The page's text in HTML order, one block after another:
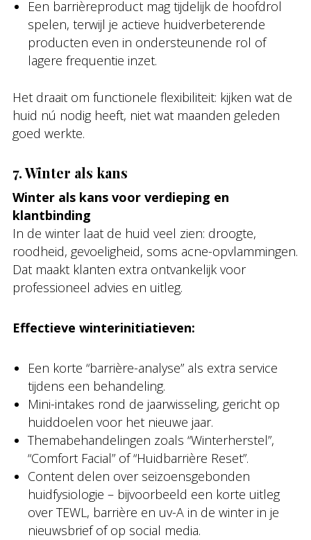
Een barrièreproduct mag tijdelijk de hoofdrol
spelen, terwijl je actieve huidverbeterende
producten even in ondersteunende rol of
lagere frequentie inzet.
Het draait om functionele flexibiliteit: kijken wat de
huid nú nodig heeft, niet wat maanden geleden
goed werkte.
7. Winter als kans
Winter als kans voor verdieping en
klantbinding
In de winter laat de huid veel zien: droogte,
roodheid, gevoeligheid, soms acne-opvlammingen.
Dat maakt klanten extra ontvankelijk voor
professioneel advies en uitleg.
Effectieve winterinitiatieven:
Een korte “barrière-analyse” als extra service
tijdens een behandeling.
Mini-intakes rond de jaarwisseling, gericht op
huiddoelen voor het nieuwe jaar.
Themabehandelingen zoals “Winterherstel”,
“Comfort Facial” of “Huidbarrière Reset”.
Content delen over seizoensgebonden
huidfysiologie – bijvoorbeeld een korte uitleg
over TEWL, barrière en uv-A in de winter in je
nieuwsbrief of op social media.